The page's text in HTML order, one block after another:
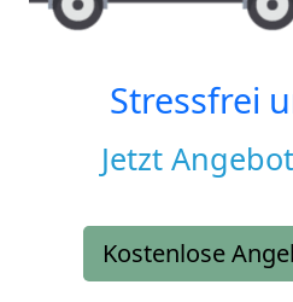
Stressfrei
Jetzt
Kostenlose